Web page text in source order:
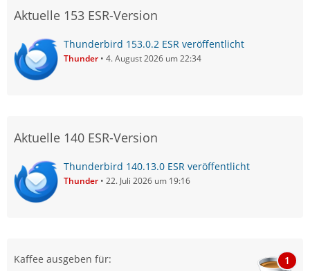
Aktuelle 153 ESR-Version
Thunderbird 153.0.2 ESR veröffentlicht
Thunder 4. August 2026 um 22:34
Aktuelle 140 ESR-Version
Thunderbird 140.13.0 ESR veröffentlicht
Thunder 22. Juli 2026 um 19:16
Kaffee ausgeben für: 1